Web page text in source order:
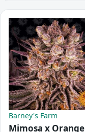
Barney's Farm
Mimosa x Orange